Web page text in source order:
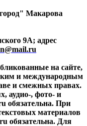
Макарова
9А; адрес
на сайте,
и международным
и смежных правах.
аудио-, фото- и
обязательна. При
материалов
обязательна. Для